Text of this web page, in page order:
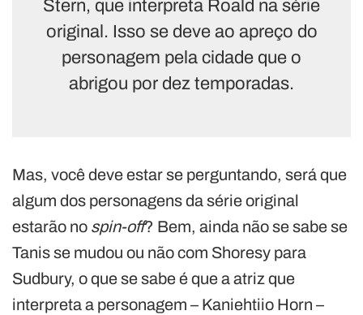
Stern, que interpreta Roald na série
original. Isso se deve ao apreço do
personagem pela cidade que o
abrigou por dez temporadas.
Mas, você deve estar se perguntando, será que
algum dos personagens da série original
estarão no spin-off? Bem, ainda não se sabe se
Tanis se mudou ou não com Shoresy para
Sudbury, o que se sabe é que a atriz que
interpreta a personagem – Kaniehtiio Horn –